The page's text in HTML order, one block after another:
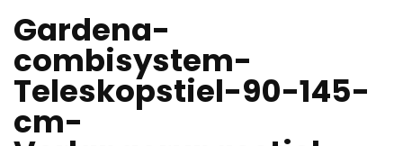
Gardena-
combisystem-
Teleskopstiel-90-145-
cm-